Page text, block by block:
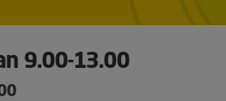
9.00-13.00